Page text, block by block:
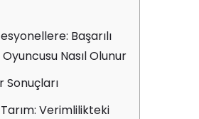
Başarılı
Nasıl Olunur
Sonuçları
Verimlilikteki